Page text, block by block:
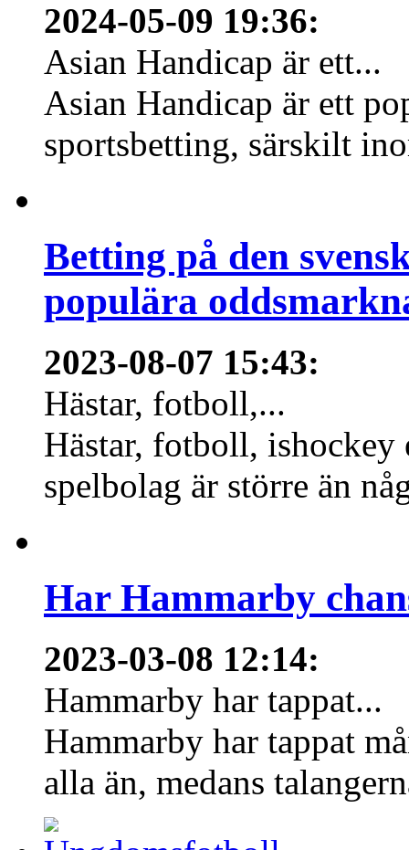
2024-05-09 19:36:
Asian Handicap är ett...
Asian Handicap är ett
sportsbetting, särskilt
Betting på den
populära
2023-08-07 15:43:
Hästar, fotboll,...
Hästar, fotboll,
spelbolag är större än
Har Hammarby
2023-03-08 12:14:
Hammarby har tappat...
Hammarby har tappat
alla än, medans